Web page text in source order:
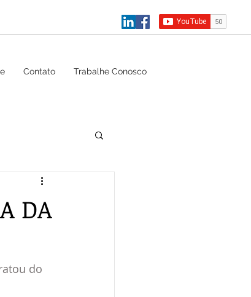
Contato Trabalhe Conosco
DA
do